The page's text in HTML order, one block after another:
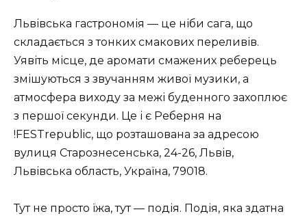
Львівська гастрономія — це ніби сага, що
складається з тонких смакових переливів.
Уявіть місце, де аромати смажених реберець
змішуються з звучанням живої музики, а
атмосфера виходу за межі буденного захоплює
з першої секунди. Це і є Реберня на
!FESTrepublic, що розташована за адресою
вулиця Старознесенська, 24-26, Львів,
Львівська область, Україна, 79018.
Тут не просто їжа, тут — подія. Подія, яка здатна